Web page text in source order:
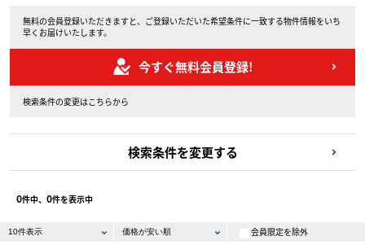
無料の会員登録いただきますと、ご登録いただいた希望条件に一致する物件情報をいち
早くお届けいたします。
今すぐ無料会員登録!
検索条件の変更はこちらから
検索条件を変更する
0件中、 0件を表示中
会員限定を除外